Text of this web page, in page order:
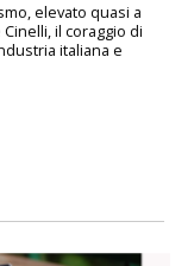
elevato quasi a
il coraggio di
italiana e